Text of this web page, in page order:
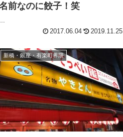
前なのに餃子！笑
2017.06.04 2019.11.25
新橋・銀座・有楽町界隈